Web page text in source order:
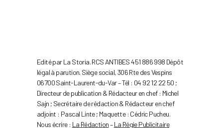
Edité par La Storia. RCS ANTIBES 451 886 998 Dépôt
légal à parution. Siège social, 306 Rte des Vespins
06700 Saint-Laurent-du-Var – Tél : 04 92 12 22 50 ;
Directeur de publication & Rédacteur en chef : Michel
Sajn ; Secrétaire de rédaction & Rédacteur en chef
adjoint : Pascal Linte ; Maquette : Cédric Pucheu.
Nous écrire : La Rédaction–La Régie Publicitaire